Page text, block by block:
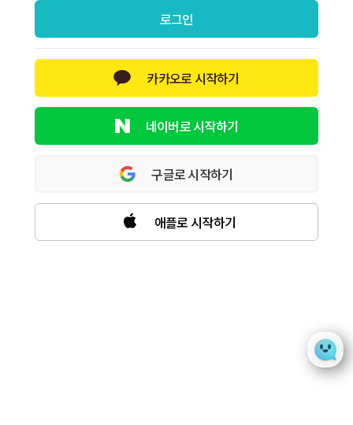
로그인
카카오로 시작하기
네이버로 시작하기
구글로 시작하기
애플로 시작하기